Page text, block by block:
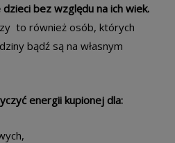
bez względu na ich wiek.
to również osób, których
bądź są na własnym
energii kupionej dla: